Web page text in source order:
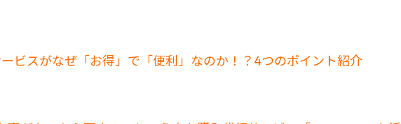
ビスがなぜ「お得」で「便利」なのか！？4つのポイント紹介